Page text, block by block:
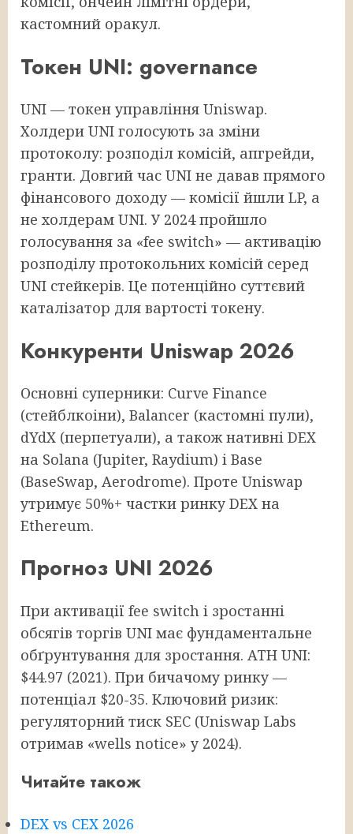
кастомний оракул.
Токен UNI: governance
UNI — токен управління Uniswap.
Холдери UNI голосують за зміни
протоколу: розподіл комісій, апгрейди,
гранти. Довгий час UNI не давав прямого
фінансового доходу — комісії йшли LP, а
не холдерам UNI. У 2024 пройшло
голосування за «fee switch» — активацію
розподілу протокольних комісій серед
UNI стейкерів. Це потенційно суттєвий
каталізатор для вартості токену.
Конкуренти Uniswap 2026
Основні суперники: Curve Finance
(стейблкоіни), Balancer (кастомні пули),
dYdX (перпетуали), а також нативні DEX
на Solana (Jupiter, Raydium) і Base
(BaseSwap, Aerodrome). Проте Uniswap
утримує 50%+ частки ринку DEX на
Ethereum.
Прогноз UNI 2026
При активації fee switch і зростанні
обсягів торгів UNI має фундаментальне
обґрунтування для зростання. ATH UNI:
$44.97 (2021). При бичачому ринку —
потенціал $20-35. Ключовий ризик:
регуляторний тиск SEC (Uniswap Labs
отримав «wells notice» у 2024).
Читайте також
DEX vs CEX 2026